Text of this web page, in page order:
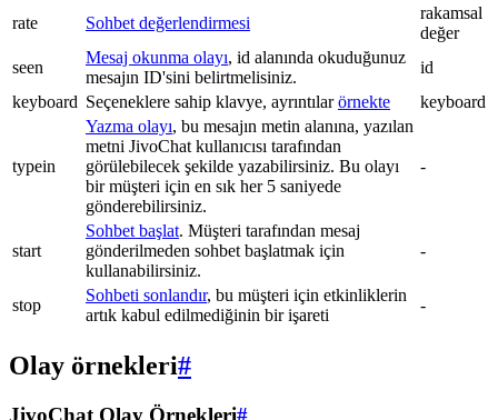
rate
Sohbet değerlendirmesi
rakamsal
değer
seen
Mesaj okunma olayı, id alanında okuduğunuz
mesajın ID'sini belirtmelisiniz.
id
keyboard Seçeneklere sahip klavye, ayrıntılarörnekte keyboard
typein
Yazma olayı, bu mesajın metin alanına, yazılan
metni JivoChat kullanıcısı tarafından
görülebilecek şekilde yazabilirsiniz. Bu olayı
bir müşteri için en sık her 5 saniyede
gönderebilirsiniz.
-
start
Sohbet başlat. Müşteri tarafından mesaj
gönderilmeden sohbet başlatmak için
kullanabilirsiniz.
-
stop
Sohbeti sonlandır, bu müşteri için etkinliklerin
artık kabul edilmediğinin bir işareti
-
Olay örnekleri#
JivoChat Olay Örnekleri#